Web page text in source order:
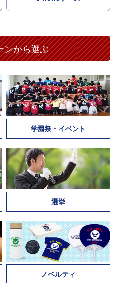
ンから選ぶ
学園祭・イベント
選挙
ノベルティ